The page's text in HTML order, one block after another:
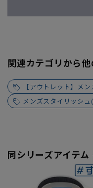
関連カテゴリから
【アウトレット】メ
メンズスタイリッシ
同シリーズアイテ